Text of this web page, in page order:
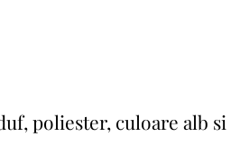
poliester, culoare alb si